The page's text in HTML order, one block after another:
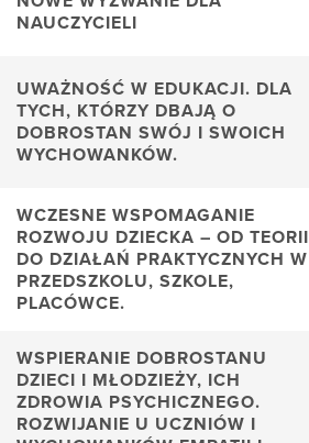
NAUCZYCIELI
UWAŻNOŚĆ W EDUKACJI. DLA
TYCH, KTÓRZY DBAJĄ O
DOBROSTAN SWÓJ I SWOICH
WYCHOWANKÓW.
WCZESNE WSPOMAGANIE
ROZWOJU DZIECKA – OD TEORII
DO DZIAŁAŃ PRAKTYCZNYCH W
PRZEDSZKOLU, SZKOLE,
PLACÓWCE.
WSPIERANIE DOBROSTANU
DZIECI I MŁODZIEŻY, ICH
ZDROWIA PSYCHICZNEGO.
ROZWIJANIE U UCZNIÓW I